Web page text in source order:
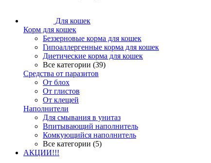
Для кошек
Корм для кошек
Беззерновые корма для кошек
Гипоаллергенные корма для кошек
Диетические корма для кошек
Все категории (39)
Средства от паразитов
От блох
От глистов
От клещей
Наполнители
Для смывания в унитаз
Впитывающий наполнитель
Комкующийся наполнитель
Все категории (5)
АКЦИИ!!!